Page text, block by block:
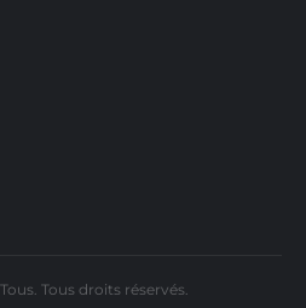
Tous droits réservés.